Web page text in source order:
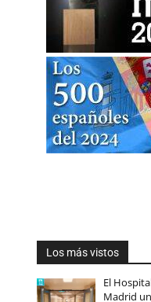
Los más vistos
El
Madrid